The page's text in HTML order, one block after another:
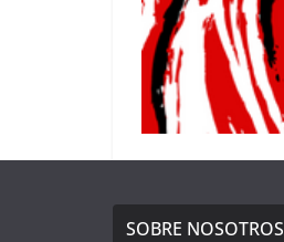
SOBRE NOSOTROS